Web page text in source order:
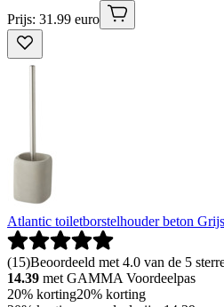
Prijs: 31.99 euro
Atlantic toiletborstelhouder beton Grijs
(15)Beoordeeld met 4.0 van de 5
14.39 met GAMMA Voordeelpas
20% korting20% korting